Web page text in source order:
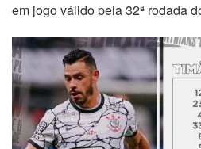
em jogo válido pela 32ª rodada